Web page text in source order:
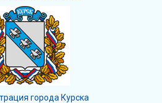
города Курска